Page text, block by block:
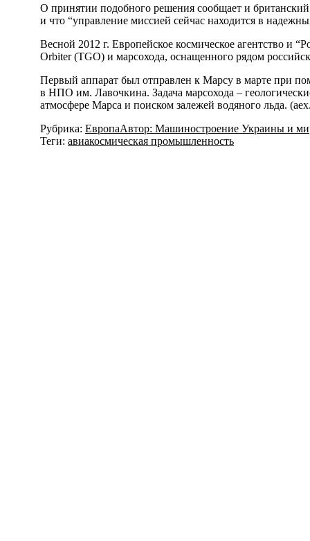
О принятии подобного решения сообщает и
и что “управление миссией сейчас находится в
Весной 2012 г. Европейское космическое агентство и
Orbiter (TGO) и марсохода, оснащенного рядом
Первый аппарат был отправлен к Марсу в марте при
в НПО им. Лавочкина. Задача марсохода –
атмосфере Марса и поиском залежей водяного льда.
Рубрика: ЕвропаАвтор: Машиностроение Украины и
Теги: авиакосмическая промышленность